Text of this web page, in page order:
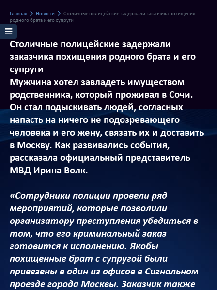
Главная Новости
Столичные полицейские задержали заказчика похищения
родного брата и его супруги
Столичные полицейские задержали
заказчика похищения родного брата и его
супруги
Мужчина хотел завладеть имуществом
родственника, который проживал в Сочи.
Он стал подыскивать людей, согласных
напасть на ничего не подозревающего
человека и его жену, связать их и доставить
в Москву. Как развивались события,
рассказала официальный представитель
МВД Ирина Волк.
«Сотрудники полиции провели ряд
мероприятий, которые позволили
организатору преступления убедиться в
том, что его криминальный заказ
готовится к исполнению. Якобы
похищенные брат с супругой были
привезены в один из офисов в Сигнальном
проезде города Москвы. Заказчик также